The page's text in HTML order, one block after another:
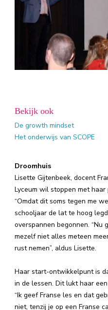
Bekijk ook
De growth mindset
Het onderwijs van SCOPE
Droomhuis
Lisette Gijtenbeek, docent
Lyceum wil stoppen met
“Omdat dit soms tegen me
schooljaar de lat te hoog
overspannen begonnen. “Nu
mezelf niet alles meteen
rust nemen”, aldus Lisette.
Haar start-ontwikkelpunt is
in de lessen. Dit lukt haar
“Ik geef Franse les en dat
niet, tenzij je op een Franse